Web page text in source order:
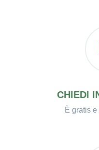
CHIEDI
È gratis